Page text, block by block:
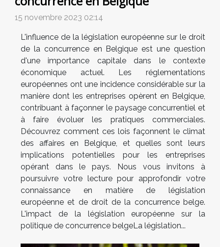
15 novembre 2023 02:14
L'influence de la législation européenne sur le droit
de la concurrence en Belgique est une question
d'une importance capitale dans le contexte
économique actuel. Les réglementations
européennes ont une incidence considérable sur la
manière dont les entreprises opèrent en Belgique,
contribuant à façonner le paysage concurrentiel et
à faire évoluer les pratiques commerciales.
Découvrez comment ces lois façonnent le climat
des affaires en Belgique, et quelles sont leurs
implications potentielles pour les entreprises
opérant dans le pays. Nous vous invitons à
poursuivre votre lecture pour approfondir votre
connaissance en matière de législation
européenne et de droit de la concurrence belge.
L'impact de la législation européenne sur la
politique de concurrence belgeLa législation...